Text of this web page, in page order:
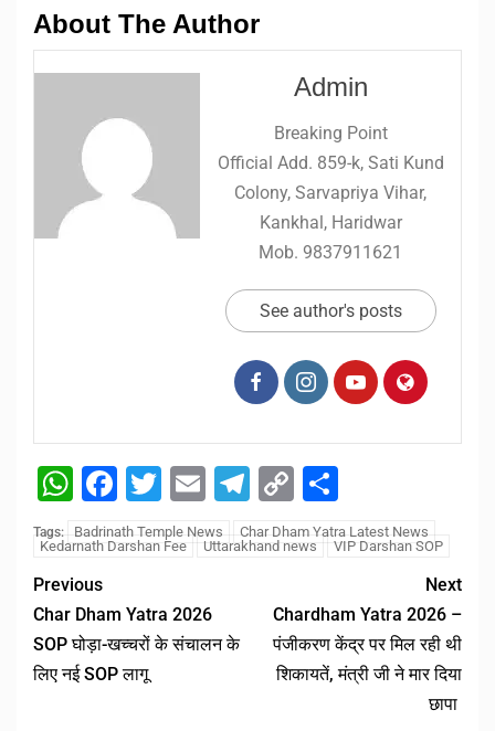
About The Author
Admin
Breaking Point
Official Add. 859-k, Sati Kund
Colony, Sarvapriya Vihar,
Kankhal, Haridwar
Mob. 9837911621
See author's posts
WhatsApp
Facebook
Twitter
EmailTelegram
Copy
Link
Tags: Badrinath Temple News
Char Dham Yatra Latest News
Kedarnath Darshan Fee
Uttarakhand news VIP Darshan SOP
Previous
Char Dham Yatra 2026
SOP घोड़ा-खच्चरों के संचालन के
लिए नई SOP लागू
Next
Chardham Yatra 2026 –
पंजीकरण केंद्र पर मिल रही थी
शिकायतें, मंत्री जी ने मार दिया
छापा